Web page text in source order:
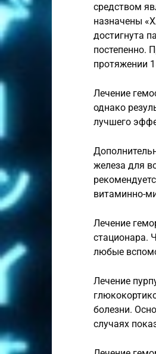
средством
назначены
достигнута
постепенно.
протяжении
Лечение
однако
лучшего
железа для
витаминно-
Лечение
стационара.
любые
Лечение
болезни.
случаях